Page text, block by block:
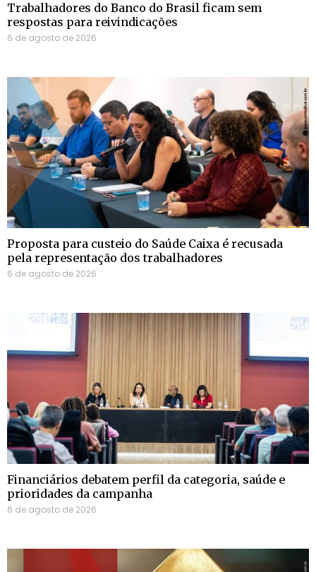
Trabalhadores do Banco do Brasil ficam sem
respostas para reivindicações
6 de agosto de 2026
Proposta para custeio do Saúde Caixa é recusada
pela representação dos trabalhadores
6 de agosto de 2026
Financiários debatem perfil da categoria, saúde e
prioridades da campanha
6 de agosto de 2026